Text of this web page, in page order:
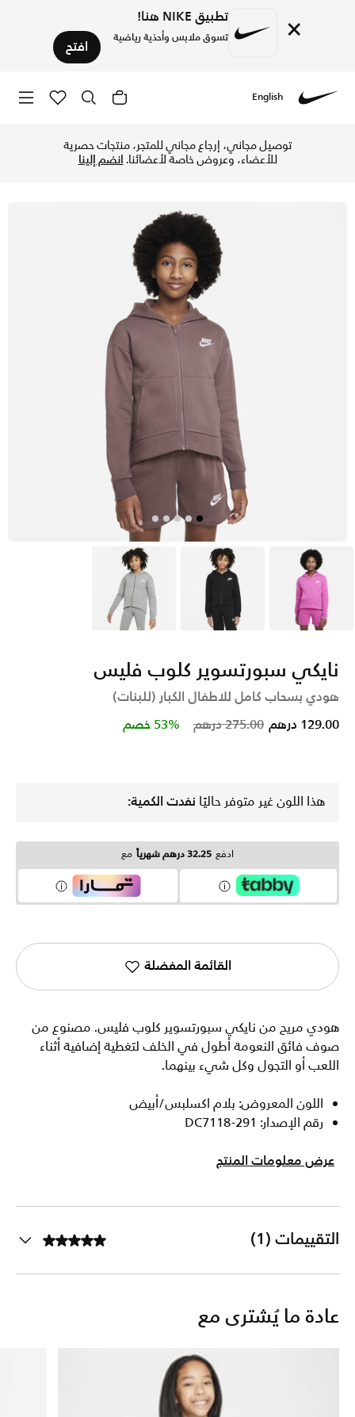
× تطبيق NIKE هنا!
تسوق ملابس وأحذية رياضية افتح
English
توصيل مجاني، إرجاع مجاني للمتجر، منتجات حصرية
للأعضاء، وعروض خاصة لأعضائنا.انضم إلينا
وردي أسود رمادي
نايكي سبورتسوير كلوب فليس
هودي بسحاب كامل للاطفال الكبار (للبنات)
Price reduced from
275.00 درهم to 129.00 درهم 53% خصم
هذا اللون غير متوفر حاليًا نفدت الكمية:
ادفع 32.25 درهم شهرياً مع
القائمة المفضلة
هودي مريح من نايكي سبورتسوير كلوب فليس. مصنوع من
صوف فائق النعومة أطول في الخلف لتغطية إضافية أثناء
اللعب أو التجول وكل شيء بينهما.
اللون المعروض: بلام اكسلبس/أبيض
رقم الإصدار: DC7118-291
عرض معلومات المنتج
التقييمات (1)
عادة ما يُشترى مع